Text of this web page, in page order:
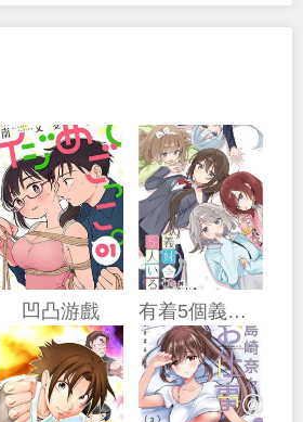
凹凸游戲 有着5個義妹的我